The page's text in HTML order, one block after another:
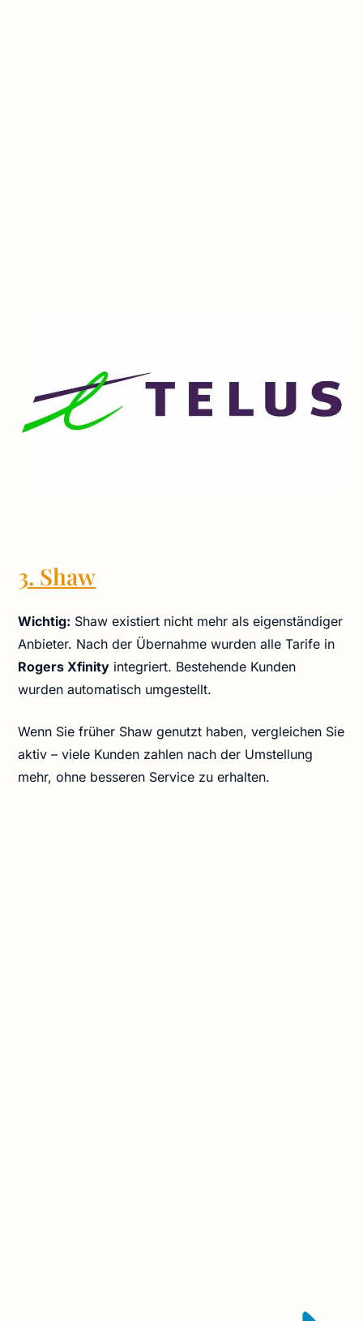
3. Shaw
Wichtig: Shaw existiert nicht mehr als eigenständiger
Anbieter. Nach der Übernahme wurden alle Tarife in
Rogers Xfinity integriert. Bestehende Kunden
wurden automatisch umgestellt.
Wenn Sie früher Shaw genutzt haben, vergleichen Sie
aktiv – viele Kunden zahlen nach der Umstellung
mehr, ohne besseren Service zu erhalten.